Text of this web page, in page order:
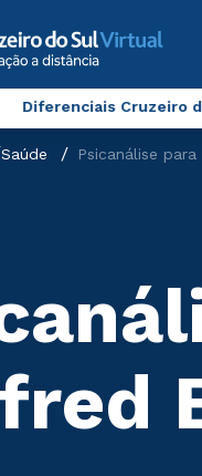
Diferenciais Cruzeiro
Saúde Psicanálise